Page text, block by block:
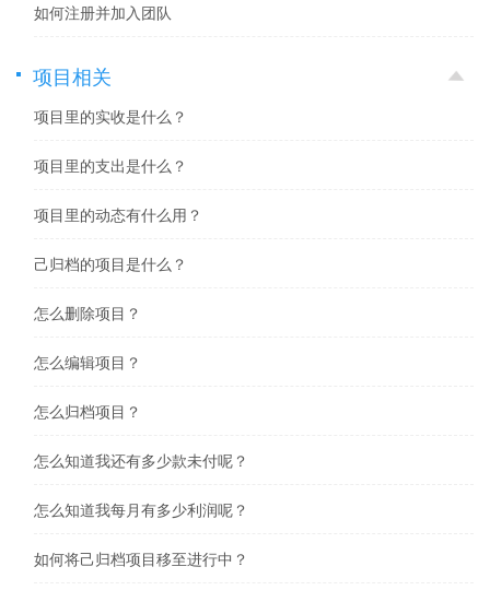
如何注册并加入团队
项目相关
项目里的实收是什么？
项目里的支出是什么？
项目里的动态有什么用？
己归档的项目是什么？
怎么删除项目？
怎么编辑项目？
怎么归档项目？
怎么知道我还有多少款未付呢？
怎么知道我每月有多少利润呢？
如何将己归档项目移至进行中？